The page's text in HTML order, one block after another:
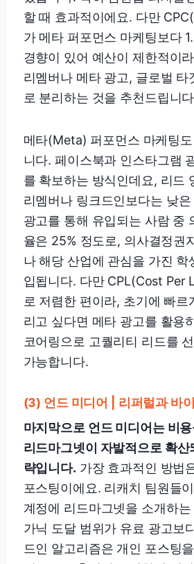
할 때 효과적이에요. 다만
가 메타 퍼포먼스 마케팅보다
경향이 있어 예산이 제한적이
리멤버나 메타 광고, 글로벌 타
로 분리하는 것을 추천드립니
메타(Meta) 퍼포먼스 마케팅
니다. 페이스북과 인스타그램
를 확보하는 방식인데요, 리드
리멤버나 링크드인보다는 낮
광고를 통해 유입되는 사람 중
율은 25% 정도로, 의사결정권
나 해당 산업에 관심을 가진 학
입됩니다. 다만 CPL(Cost Per
로 저렴한 편이라, 초기에 빠르
리고 싶다면 메타 광고를 활용
코어링으로 고퀄리티 리드를
가능합니다.
(3) 언드 미디어 | 리퍼럴과 바
마지막으로 언드 미디어는 비
리드마그넷이 자발적으로 확산
략입니다. 가장 효과적인 방법
포스팅이에요. 리캐치 팀원들
계정에 리드마그넷을 소개하
가닉 도달 범위가 유료 광고보
드인 알고리즘은 개인 포스팅